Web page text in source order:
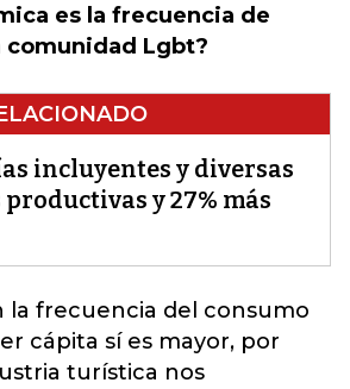
es la frecuencia de
comunidad Lgbt?
incluyentes y diversas
productivas y 27% más
la frecuencia del consumo
cápita sí es mayor, por
turística nos